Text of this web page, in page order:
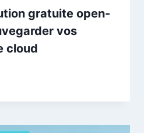
gratuite open-
vos
cloud